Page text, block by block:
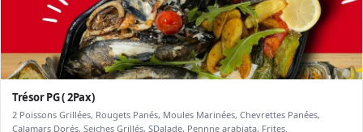
Trésor PG ( 2Pax)
2 Poissons Grillées, Rougets Panés, Moules Marinées, Chevrettes Panées,
Calamars Dorés, Seiches Grillés, SDalade, Pennne arabiata, Frites.